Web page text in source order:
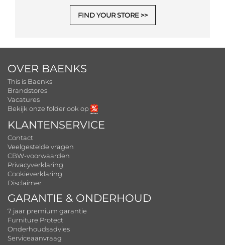
FIND YOUR STORE
OVER BAENKS
This is Baenks
Brandstores
Vacatures
Bekijk onze folder ook op
KLANTENSERVICE
Contact
Veelgestelde vragen
CBW-voorwaarden
Privacyverklaring
Cookieverklaring
Disclaimer
GARANTIE & ONDERHOUD
7 jaar premium garantie
Furniture Protect
Onderhoudsadvies
Serviceaanvraag